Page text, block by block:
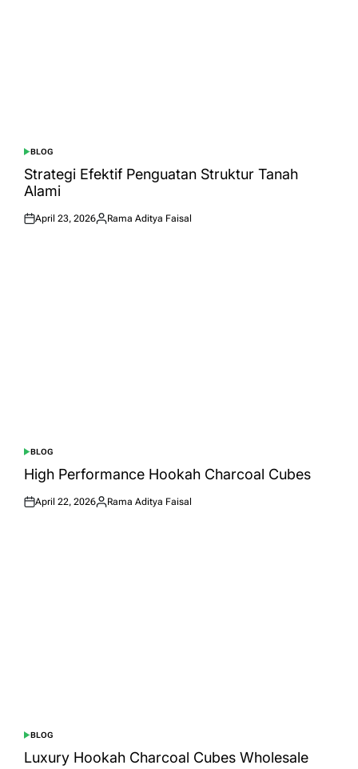
POSTED
IN
BLOG
Strategi Efektif Penguatan Struktur Tanah
Alami
Posted
April 23, 2026
Posted
Rama Aditya Faisal
POSTED
IN
BLOG
High Performance Hookah Charcoal Cubes
Posted
April 22, 2026
Posted
Rama Aditya Faisal
POSTED
IN
BLOG
Luxury Hookah Charcoal Cubes Wholesale